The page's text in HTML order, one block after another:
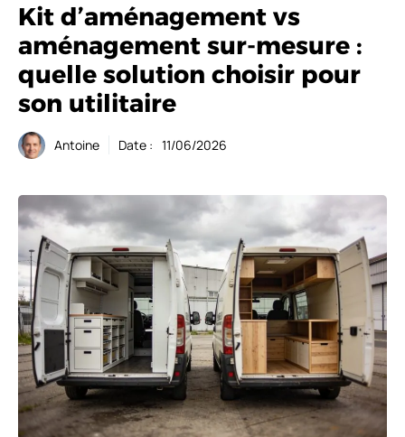
Kit d’aménagement vs
aménagement sur-mesure :
quelle solution choisir pour
son utilitaire
Antoine Date : 11/06/2026